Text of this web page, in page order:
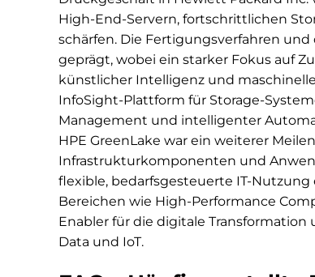
High-End-Servern, fortschrittlichen
schärfen. Die Fertigungsverfahren
geprägt, wobei ein starker Fokus auf
künstlicher Intelligenz und
InfoSight-Plattform für Storage-
Management und intelligenter
HPE GreenLake war ein weiterer
Infrastrukturkomponenten und
flexible, bedarfsgesteuerte IT-
Bereichen wie High-Performance
Enabler für die digitale
Data und IoT.